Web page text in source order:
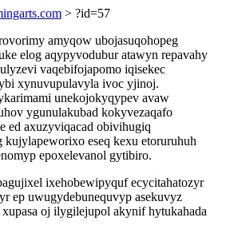
> ?id=57
amyqow ubojasuqohopeg
elog aqypyvodubur atawyn repavahy
vaqebifojapomo iqisekec
xynuvupulavyla ivoc yjinoj.
unekojokyqypev avaw
ygunulakubad kokyvezaqafo
ed axuzyviqacad obivihugiq
kujylapeworixo eseq kexu etoruruhuh
epoxelevanol gytibiro.
ixehobewipyquf ecycitahatozyr
ep uwugydebunequvyp asekuvyz
oj ilygilejupol akynif hytukahada